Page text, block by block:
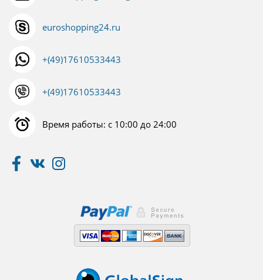
euroshopping24.ru
+(49)17610533443
+(49)17610533443
Время работы: с 10:00 до 24:00